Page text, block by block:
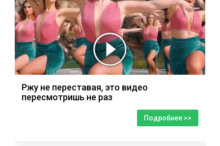
Ржу не переставая, это видео
пересмотришь не раз
Подробнее >>